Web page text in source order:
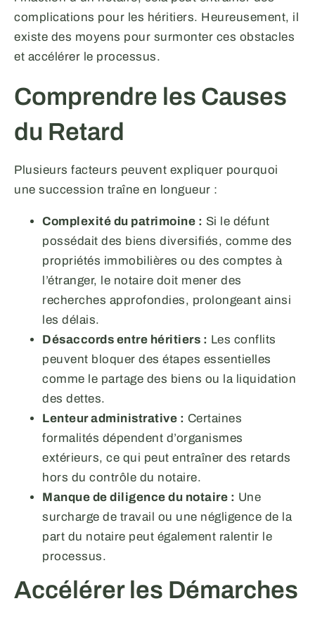
complications pour les héritiers. Heureusement, il
existe des moyens pour surmonter ces obstacles
et accélérer le processus.
Comprendre les Causes
du Retard
Plusieurs facteurs peuvent expliquer pourquoi
une succession traîne en longueur :
Complexité du patrimoine : Si le défunt
possédait des biens diversifiés, comme des
propriétés immobilières ou des comptes à
l’étranger, le notaire doit mener des
recherches approfondies, prolongeant ainsi
les délais.
Désaccords entre héritiers : Les conflits
peuvent bloquer des étapes essentielles
comme le partage des biens ou la liquidation
des dettes.
Lenteur administrative : Certaines
formalités dépendent d’organismes
extérieurs, ce qui peut entraîner des retards
hors du contrôle du notaire.
Manque de diligence du notaire : Une
surcharge de travail ou une négligence de la
part du notaire peut également ralentir le
processus.
Accélérer les Démarches